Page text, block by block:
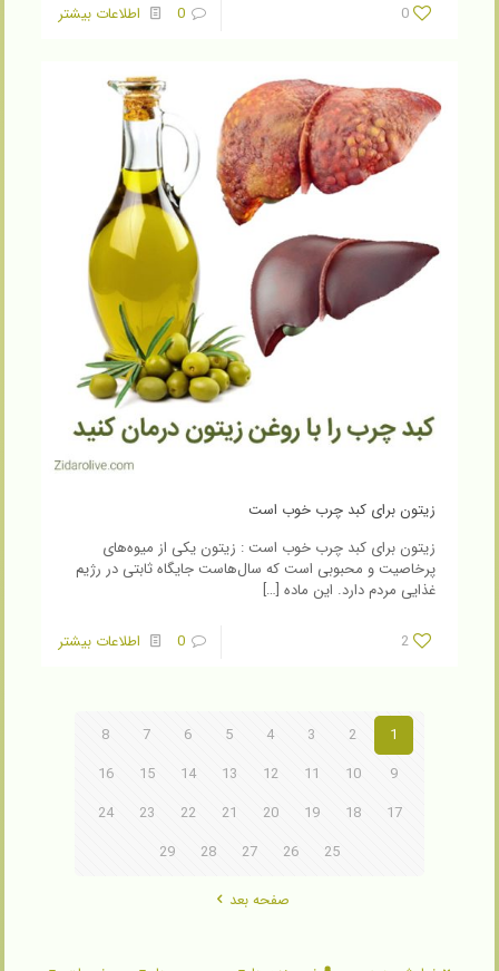
0
0 اطلاعات بیشتر
زیتون برای کبد چرب خوب است
زیتون برای کبد چرب خوب است : زیتون یکی از میوه‌های
پرخاصیت و محبوبی است که سال‌هاست جایگاه ثابتی در رژیم
غذایی مردم دارد. این ماده […]
2
0 اطلاعات بیشتر
1
2
3
4
5
6
7
8
9
10
11
12
13
14
15
16
17
18
19
20
21
22
23
24
25
26
27
28
29
صفحه بعد